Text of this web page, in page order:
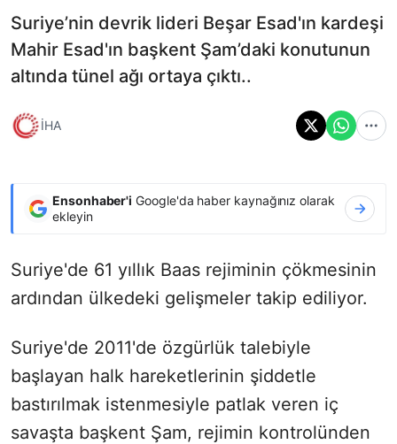
Suriye’nin devrik lideri Beşar Esad'ın kardeşi
Mahir Esad'ın başkent Şam’daki konutunun
altında tünel ağı ortaya çıktı..
İHA
Ensonhaber'i Google'da haber kaynağınız olarak
ekleyin
Suriye'de 61 yıllık Baas rejiminin çökmesinin
ardından ülkedeki gelişmeler takip ediliyor.
Suriye'de 2011'de özgürlük talebiyle
başlayan halk hareketlerinin şiddetle
bastırılmak istenmesiyle patlak veren iç
savaşta başkent Şam, rejimin kontrolünden